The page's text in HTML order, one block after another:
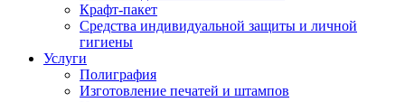
Крафт-пакет
Средства индивидуальной защиты и личной
гигиены
Услуги
Полиграфия
Изготовление печатей и штампов